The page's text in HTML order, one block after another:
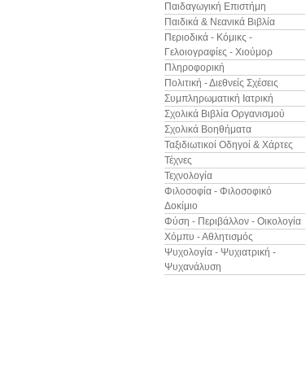
Παιδαγωγική Επιστήμη
Παιδικά & Νεανικά Βιβλία
Περιοδικά - Κόμικς -
Γελοιογραφίες - Χιούμορ
Πληροφορική
Πολιτική - Διεθνείς Σχέσεις
Συμπληρωματική Ιατρική
Σχολικά Βιβλία Οργανισμού
Σχολικά Βοηθήματα
Ταξιδιωτικοί Οδηγοί & Χάρτες
Τέχνες
Τεχνολογία
Φιλοσοφία - Φιλοσοφικό
Δοκίμιο
Φύση - Περιβάλλον - Οικολογία
Χόμπυ - Αθλητισμός
Ψυχολογία - Ψυχιατρική -
Ψυχανάλυση